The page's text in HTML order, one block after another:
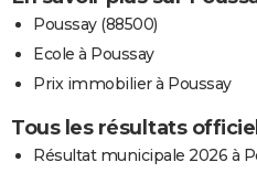
Poussay (88500)
Ecole à Poussay
Prix immobilier à Poussay
Tous les résultats
Résultat municipale 2026 à